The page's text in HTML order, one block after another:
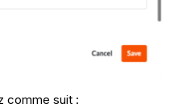
comme suit :